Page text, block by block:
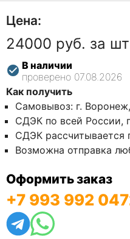
Цена:
24000 руб. за шт
В наличии
проверено 07.08.2026
Как получить
Самовывоз: г.
СДЭК по всей России,
СДЭК рассчитывается
Возможна отправка
Оформить заказ
+7 993 992